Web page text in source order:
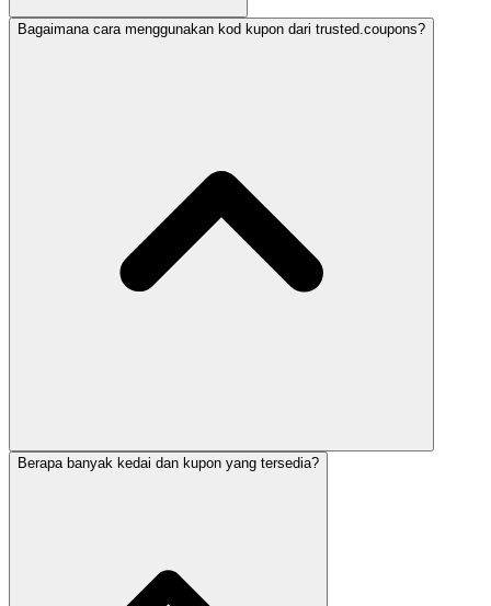
Bagaimana cara menggunakan kod kupon dari trusted.coupons?
Berapa banyak kedai dan kupon yang tersedia?